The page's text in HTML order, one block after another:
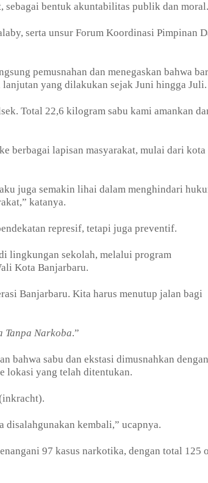
sebagai bentuk akuntabilitas publik dan moral.
serta unsur Forum Koordinasi Pimpinan
pemusnahan dan menegaskan bahwa
yang dilakukan sejak Juni hingga Juli.
Total 22,6 kilogram sabu kami amankan
berbagai lapisan masyarakat, mulai dari kota
juga semakin lihai dalam menghindari
katanya.
represif, tetapi juga preventif.
lingkungan sekolah, melalui program
Kota Banjarbaru.
Banjarbaru. Kita harus menutup jalan bagi
Tanpa Narkoba.”
bahwa sabu dan ekstasi dimusnahkan
lokasi yang telah ditentukan.
disalahgunakan kembali,” ucapnya.
97 kasus narkotika, dengan total 125